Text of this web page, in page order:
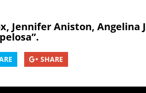
Jennifer Aniston, Angelina
SHARE